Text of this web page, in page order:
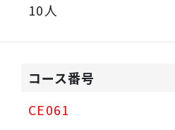
10人
コース番号
CE061